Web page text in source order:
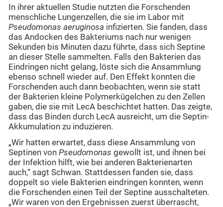
In ihrer aktuellen Studie nutzten die Forschenden
menschliche Lungenzellen, die sie im Labor mit
Pseudomonas aeruginosa infizierten. Sie fanden, dass
das Andocken des Bakteriums nach nur wenigen
Sekunden bis Minuten dazu führte, dass sich Septine
an dieser Stelle sammelten. Falls den Bakterien das
Eindringen nicht gelang, löste sich die Ansammlung
ebenso schnell wieder auf. Den Effekt konnten die
Forschenden auch dann beobachten, wenn sie statt
der Bakterien kleine Polymerkügelchen zu den Zellen
gaben, die sie mit LecA beschichtet hatten. Das zeigte,
dass das Binden durch LecA ausreicht, um die Septin-
Akkumulation zu induzieren.
„Wir hatten erwartet, dass diese Ansammlung von
Septinen von Pseudomonas gewollt ist, und ihnen bei
der Infektion hilft, wie bei anderen Bakterienarten
auch,“ sagt Schwan. Stattdessen fanden sie, dass
doppelt so viele Bakterien eindringen konnten, wenn
die Forschenden einen Teil der Septine ausschalteten.
„Wir waren von den Ergebnissen zuerst überrascht,